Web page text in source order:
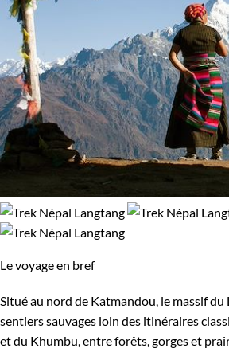
Le voyage en bref
Situé au nord de Katmandou, le massif
sentiers sauvages loin des itinéraires
et du Khumbu, entre forêts, gorges et